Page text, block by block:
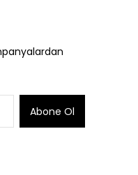
Abone Ol